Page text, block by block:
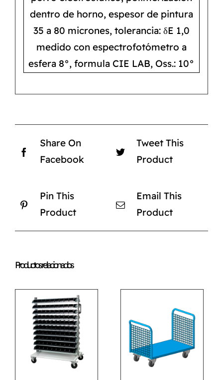
dentro de horno, espesor de pintura
35 a 80 micrones, tolerancia: δE 1,0
medido con espectrofotómetro a
esfera 8°, formula CIE LAB, Oss.: 10°
Share On
Facebook
Tweet This
Product
Pin This
Product
Email This
Product
Productos relacionados